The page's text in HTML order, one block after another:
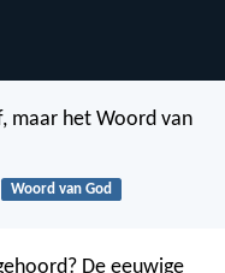
maar het Woord van
Woord van God
De eeuwige